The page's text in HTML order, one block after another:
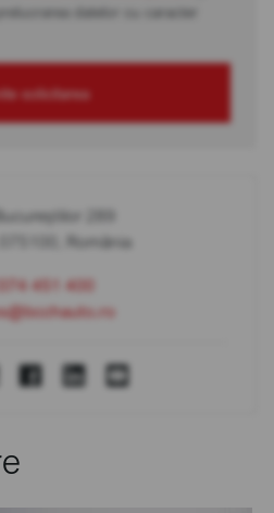
datelor cu caracter
solicitarea
289
075100, România
451 400